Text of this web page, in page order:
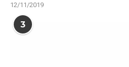
12/11/2019
3